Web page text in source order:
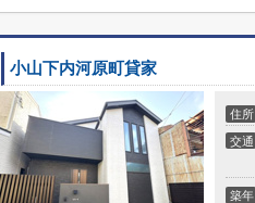
小山下内河原町貸家
住所
交通
築年